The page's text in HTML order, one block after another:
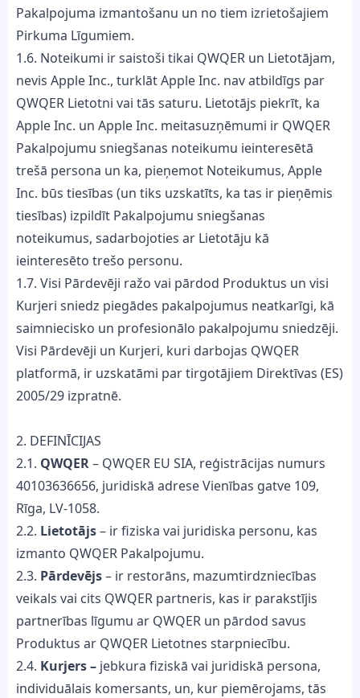
Pakalpojuma izmantošanu un no tiem izrietošajiem
Pirkuma Līgumiem.
1.6. Noteikumi ir saistoši tikai QWQER un Lietotājam,
nevis Apple Inc., turklāt Apple Inc. nav atbildīgs par
QWQER Lietotni vai tās saturu. Lietotājs piekrīt, ka
Apple Inc. un Apple Inc. meitasuzņēmumi ir QWQER
Pakalpojumu sniegšanas noteikumu ieinteresētā
trešā persona un ka, pieņemot Noteikumus, Apple
Inc. būs tiesības (un tiks uzskatīts, ka tas ir pieņēmis
tiesības) izpildīt Pakalpojumu sniegšanas
noteikumus, sadarbojoties ar Lietotāju kā
ieinteresēto trešo personu.
1.7. Visi Pārdevēji ražo vai pārdod Produktus un visi
Kurjeri sniedz piegādes pakalpojumus neatkarīgi, kā
saimniecisko un profesionālo pakalpojumu sniedzēji.
Visi Pārdevēji un Kurjeri, kuri darbojas QWQER
platformā, ir uzskatāmi par tirgotājiem Direktīvas (ES)
2005/29 izpratnē.
2. DEFINĪCIJAS
2.1. QWQER– QWQER EU SIA, reģistrācijas numurs
40103636656, juridiskā adrese Vienības gatve 109,
Rīga, LV-1058.
2.2. Lietotājs– ir fiziska vai juridiska personu, kas
izmanto QWQER Pakalpojumu.
2.3. Pārdevējs– ir restorāns, mazumtirdzniecības
veikals vai cits QWQER partneris, kas ir parakstījis
partnerības līgumu ar QWQER un pārdod savus
Produktus ar QWQER Lietotnes starpniecību.
2.4. Kurjers – jebkura fiziskā vai juridiskā persona,
individuālais komersants, un, kur piemērojams, tās